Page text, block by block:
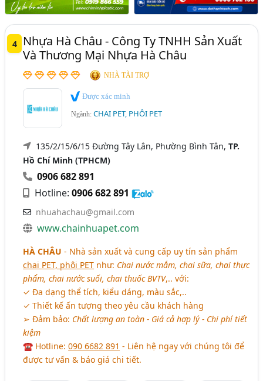
4
Nhựa Hà Châu - Công Ty TNHH Sản Xuất
Và Thương Mại Nhựa Hà Châu
NHÀ TÀI TRỢ
Được xác minh
Ngành:CHAI PET, PHÔI PET
135/2/15/6/15 Đường Tây Lân, Phường Bình Tân,TP.
Hồ Chí Minh (TPHCM)
0906 682 891
Hotline:0906 682 891
nhuahachau@gmail.com
www.chainhuapet.com
HÀ CHÂU - Nhà sản xuất và cung cấp uy tín sản phẩm
chai PET, phôi PET như: Chai nước mắm, chai sữa, chai thực
phẩm, chai nước suối, chai thuốc BVTV,.. với:
✓ Đa dạng thể tích, kiểu dáng, màu sắc,..
✓ Thiết kế ấn tượng theo yêu cầu khách hàng
➢ Đảm bảo: Chất lượng an toàn - Giá cả hợp lý - Chi phí tiết
kiệm
☎ Hotline:090 6682 891 - Liên hệ ngay với chúng tôi để
được tư vấn & báo giá chi tiết.